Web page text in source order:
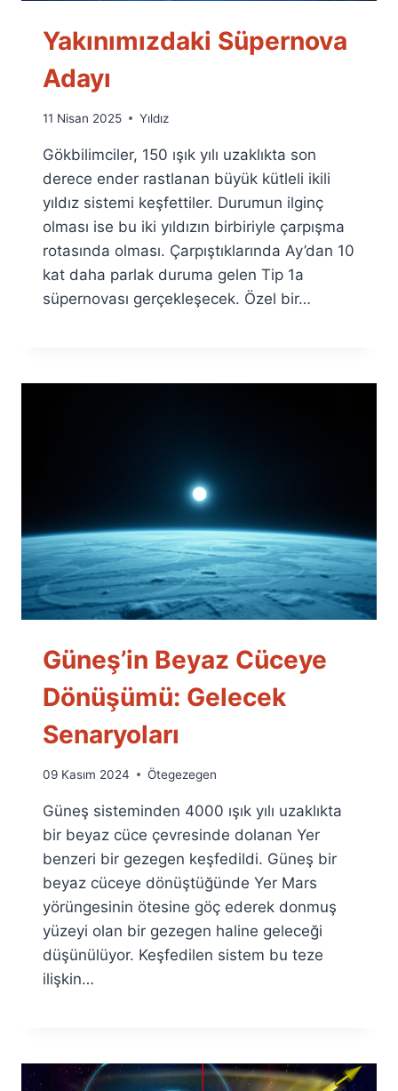
Yakınımızdaki Süpernova
Adayı
By
Fuat
Özyar
11 Nisan 2025 Yıldız
Gökbilimciler, 150 ışık yılı uzaklıkta son
derece ender rastlanan büyük kütleli ikili
yıldız sistemi keşfettiler. Durumun ilginç
olması ise bu iki yıldızın birbiriyle çarpışma
rotasında olması. Çarpıştıklarında Ay’dan 10
kat daha parlak duruma gelen Tip 1a
süpernovası gerçekleşecek. Özel bir…
Güneş’in Beyaz Cüceye
Dönüşümü: Gelecek
Senaryoları
By
Fuat
Özyar
09 Kasım 2024 Ötegezegen
Güneş sisteminden 4000 ışık yılı uzaklıkta
bir beyaz cüce çevresinde dolanan Yer
benzeri bir gezegen keşfedildi. Güneş bir
beyaz cüceye dönüştüğünde Yer Mars
yörüngesinin ötesine göç ederek donmuş
yüzeyi olan bir gezegen haline geleceği
düşünülüyor. Keşfedilen sistem bu teze
ilişkin…